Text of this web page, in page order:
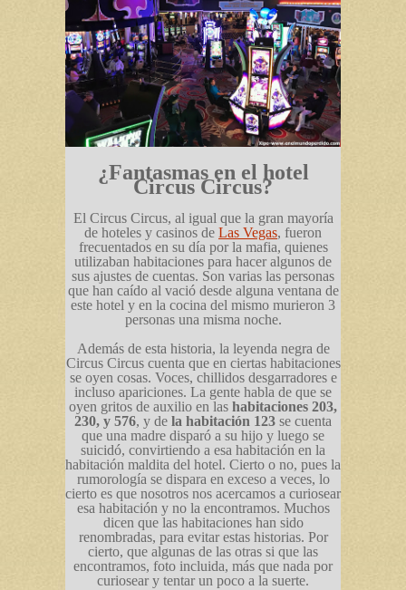
¿Fantasmas en el hotel
Circus Circus?
El Circus Circus, al igual que la gran mayoría
de hoteles y casinos de Las Vegas, fueron
frecuentados en su día por la mafia, quienes
utilizaban habitaciones para hacer algunos de
sus ajustes de cuentas. Son varias las personas
que han caído al vació desde alguna ventana de
este hotel y en la cocina del mismo murieron 3
personas una misma noche.
Además de esta historia, la leyenda negra de
Circus Circus cuenta que en ciertas habitaciones
se oyen cosas. Voces, chillidos desgarradores e
incluso apariciones. La gente habla de que se
oyen gritos de auxilio en las habitaciones 203,
230, y 576, y de la habitación 123 se cuenta
que una madre disparó a su hijo y luego se
suicidó, convirtiendo a esa habitación en la
habitación maldita del hotel. Cierto o no, pues la
rumorología se dispara en exceso a veces, lo
cierto es que nosotros nos acercamos a curiosear
esa habitación y no la encontramos. Muchos
dicen que las habitaciones han sido
renombradas, para evitar estas historias. Por
cierto, que algunas de las otras si que las
encontramos, foto incluida, más que nada por
curiosear y tentar un poco a la suerte.